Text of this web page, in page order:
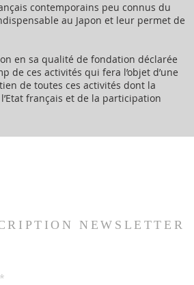
contemporains peu connus du
au Japon et leur permet de
en sa qualité de fondation déclarée
de ces activités qui fera l’objet d’une
de toutes ces activités dont la
français et de la participation
NEWSLETTER
*